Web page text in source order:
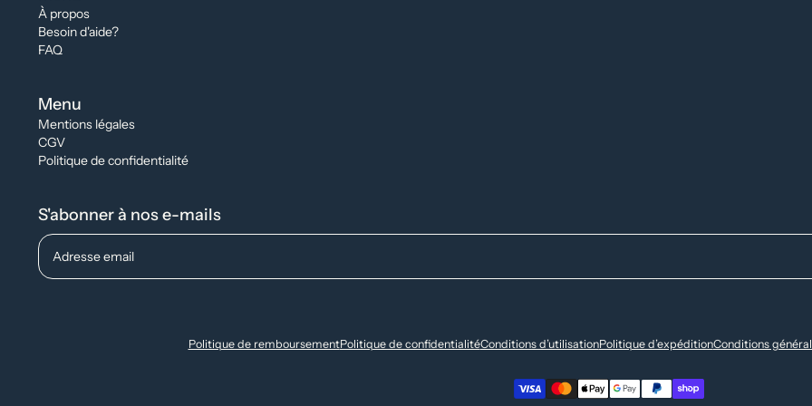
À propos
Besoin d'aide?
FAQ
Menu
Mentions légales
CGV
Politique de confidentialité
S'abonner à nos e-mails
Adresse email
Politique de remboursementPolitique de confidentialitéConditions d’utilisationPolitique d’expéditionConditions